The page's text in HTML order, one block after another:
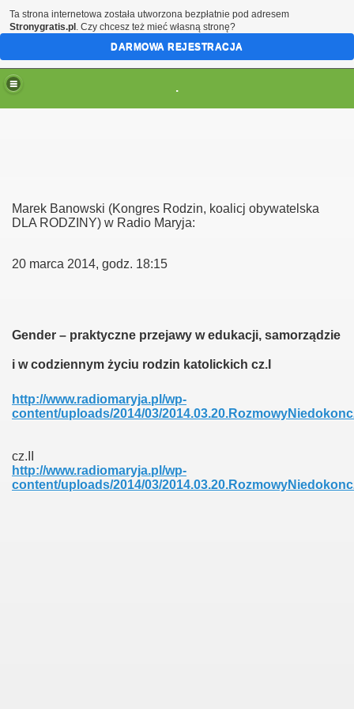
.
Marek Banowski (Kongres Rodzin, koalicj obywatelska
DLA RODZINY) w Radio Maryja:
20 marca 2014, godz. 18:15
Gender – praktyczne przejawy w edukacji, samorządzie
i w codziennym życiu rodzin katolickich cz.I
http://www.radiomaryja.pl/wp-
content/uploads/2014/03/
cz.II
http://www.radiomaryja.pl/wp-
content/uploads/2014/03/
Ta strona internetowa została utworzona bezpłatnie pod adresem
Stronygratis.pl . Czy chcesz też mieć własną stronę?
DARMOWA REJESTRACJA